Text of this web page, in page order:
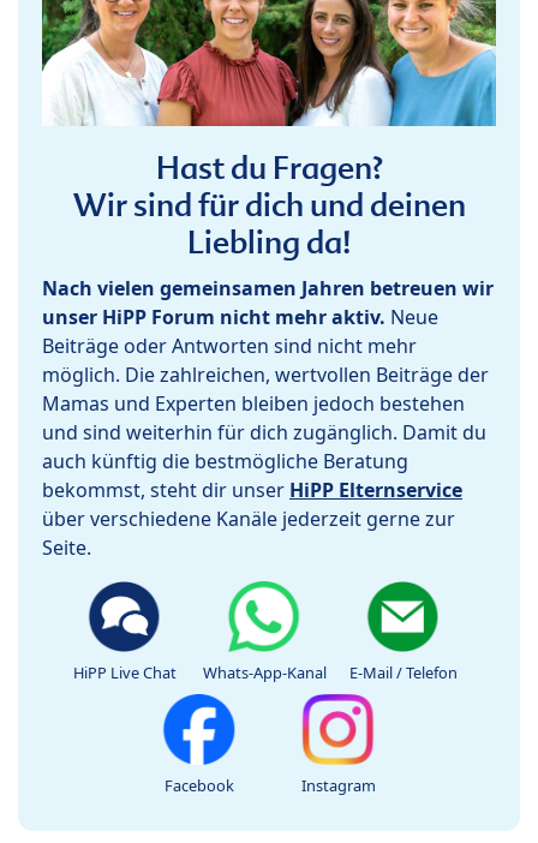
Hast du Fragen?
Wir sind für dich und deinen
Liebling da!
Nach vielen gemeinsamen Jahren betreuen wir
unser HiPP Forum nicht mehr aktiv. Neue
Beiträge oder Antworten sind nicht mehr
möglich. Die zahlreichen, wertvollen Beiträge der
Mamas und Experten bleiben jedoch bestehen
und sind weiterhin für dich zugänglich. Damit du
auch künftig die bestmögliche Beratung
bekommst, steht dir unser HiPP Elternservice
über verschiedene Kanäle jederzeit gerne zur
Seite.
HiPP Live Chat Whats-App-Kanal E-Mail / Telefon
Facebook Instagram